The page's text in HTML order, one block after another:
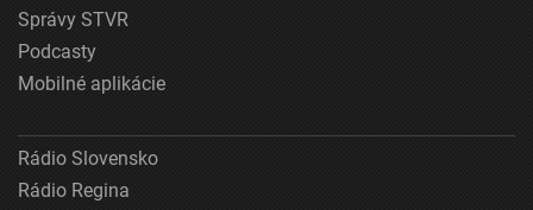
Správy STVR
Podcasty
Mobilné aplikácie
Rádio Slovensko
Rádio Regina